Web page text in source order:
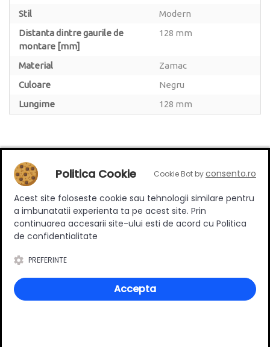
Stil
Modern
Distanta dintre gaurile de
montare [mm]
128 mm
Material
Zamac
Culoare
Negru
Lungime
128 mm
Review-uri
Deții sau ai utilizat produsul?
Adaugă un review
Politica Cookie Cookie Bot byconsento.ro
Acest site foloseste cookie sau tehnologii similare pentru
a imbunatatii experienta ta pe acest site. Prin
continuarea accesarii site-ului esti de acord cu Politica
de confidentialitate
PREFERINTE
Accepta